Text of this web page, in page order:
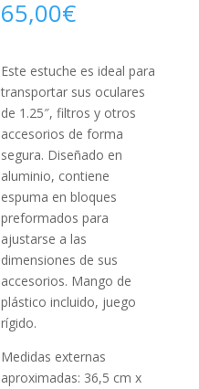
65,00€
Este estuche es ideal para
transportar sus oculares
de 1.25″, filtros y otros
accesorios de forma
segura. Diseñado en
aluminio, contiene
espuma en bloques
preformados para
ajustarse a las
dimensiones de sus
accesorios. Mango de
plástico incluido, juego
rígido.
Medidas externas
aproximadas: 36,5 cm x